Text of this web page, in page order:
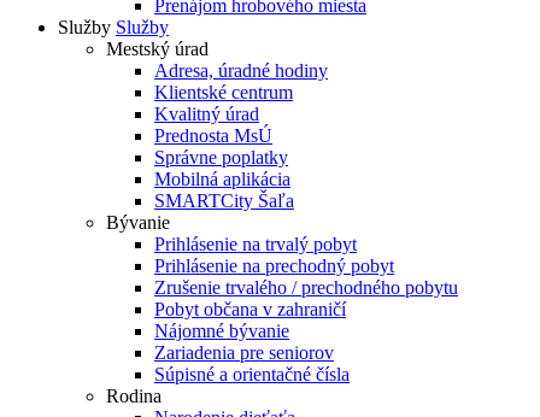
Prenájom hrobového miesta
Služby Služby
Mestský úrad
Adresa, úradné hodiny
Klientské centrum
Kvalitný úrad
Prednosta MsÚ
Správne poplatky
Mobilná aplikácia
SMARTCity Šaľa
Bývanie
Prihlásenie na trvalý pobyt
Prihlásenie na prechodný pobyt
Zrušenie trvalého / prechodného pobytu
Pobyt občana v zahraničí
Nájomné bývanie
Zariadenia pre seniorov
Súpisné a orientačné čísla
Rodina